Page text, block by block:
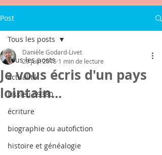
Post
Tous les posts
actualité
Lissieu 69380
écriture
biographie ou autofiction
histoire et généalogie
Tous les posts
Je vous écris d'un pays
lointain...
Danièle Godard-Livet
29 juin 2015 1 min de lecture